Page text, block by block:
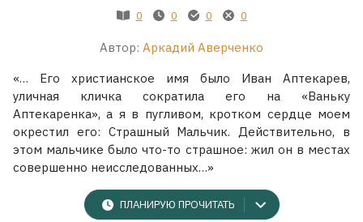
0 0 0 0
Автор: Аркадий Аверченко
«… Его христианское имя было Иван Аптекарев,
уличная кличка сократила его на «Ваньку
Аптекаренка», а я в пугливом, кротком сердце моем
окрестил его: Страшный Мальчик. Действительно, в
этом мальчике было что-то страшное: жил он в местах
совершенно неисследованных…»
ПЛАНИРУЮ ПРОЧИТАТЬ